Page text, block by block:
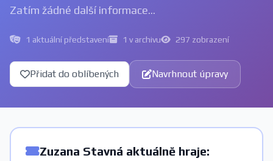
Zatím žádné další informace...
1 aktuální představení 1 v archivu 297 zobrazení
Přidat do oblíbených Navrhnout úpravy
Zuzana Stavná aktuálně hraje: